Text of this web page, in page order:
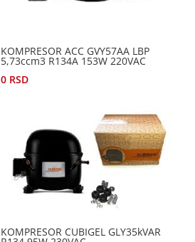
KOMPRESOR ACC GVY57AA LBP
5,73ccm3 R134A 153W 220VAC
0 RSD
KOMPRESOR CUBIGEL GLY35kVAR